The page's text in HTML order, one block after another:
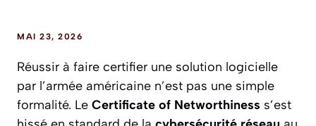
MAI 23, 2026
Réussir à faire certifier une solution logicielle
par l’armée américaine n’est pas une simple
formalité. Le Certificate of Networthiness s’est